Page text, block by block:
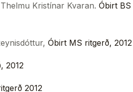
Kristínar Kvaran. Óbirt BS
Óbirt MS ritgerð, 2012
2012
2012